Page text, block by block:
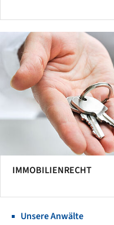
IMMOBILIENRECHT
Unsere Anwälte